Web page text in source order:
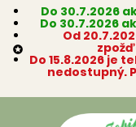

Do 30.7.2026
Do 30.7.2026
Od
Do 15.8.2026 je
nedostupný.